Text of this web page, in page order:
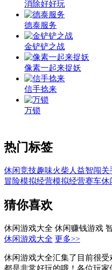
消除好好玩
德泰服务
金铲铲之战
像素一起来捉妖
信手捻来
万锁
热门标签
休闲竞技趣味火柴人 益智闯关
冒险模拟经营模拟经营赛车休
猜你喜欢
休闲游戏大全 休闲赚钱游戏
休闲游戏大全 更多>>
休闲游戏大全汇集了目前很受